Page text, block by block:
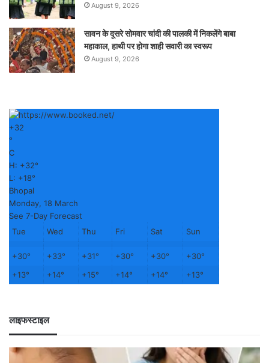
August 9, 2026
सावन के दूसरे सोमवार चांदी की पालकी में निकलेंगे बाबा
महाकाल, हाथी पर होगा शाही सवारी का स्वरूप
August 9, 2026
+32
°
C
H: +32°
L: +18°
Bhopal
Monday, 18 March
See 7-Day Forecast
Tue
Wed Thu Fri Sat Sun
+30° +33° +31° +30° +30° +30°
+13° +14° +15° +14° +14° +13°
लाइफस्टाइल